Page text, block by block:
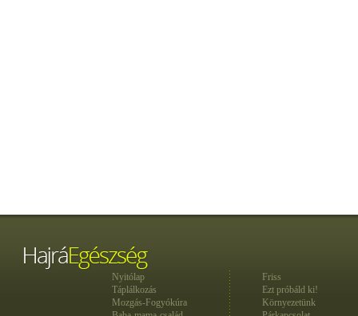
Nyitólap
Táplálkozás
Mozgás-Fogyókúra
Friss
Ezt próbáld ki!
Környezetünk